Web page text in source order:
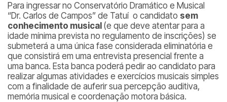
Para ingressar no Conservatório Dramático e Musical
“Dr. Carlos de Campos” de Tatuí o candidato sem
conhecimento musical (e que deve atentar para a
idade mínima prevista no regulamento de inscrições) se
submeterá a uma única fase considerada eliminatória e
que consistirá em uma entrevista presencial frente a
uma banca. Esta banca poderá pedir ao candidato para
realizar algumas atividades e exercícios musicais simples
com a finalidade de auferir sua percepção auditiva,
memória musical e coordenação motora básica.